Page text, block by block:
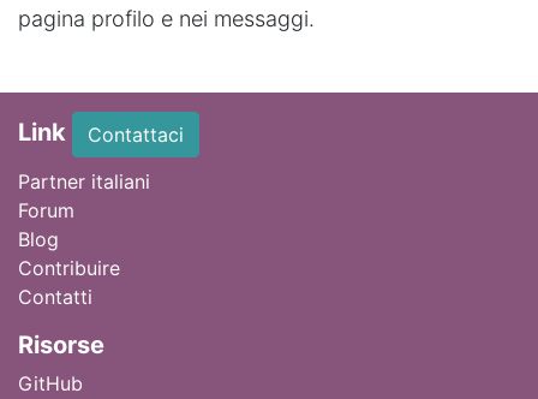
pagina profilo e nei messaggi.
Link
Contattaci
Partner italiani
Forum
Blog
Contribuire
Contatti
Risorse
GitHub